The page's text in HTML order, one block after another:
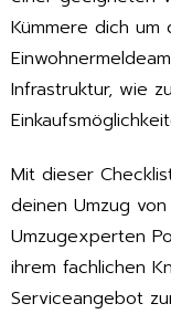
Kümmere dich um
Infrastruktur, wie
Mit dieser
deinen Umzug
Umzugexperten
ihrem fachlichen
Serviceangebot